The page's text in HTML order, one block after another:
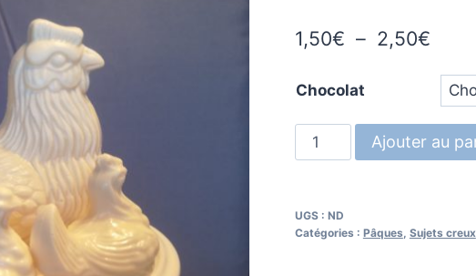
1,50€ – 2,50€Plage
prix :
à
Chocolat
quantité
de
poule
-
Ajouter au
UGS : ND
Catégories : Pâques Sujets creux